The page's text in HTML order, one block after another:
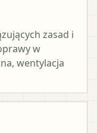
zasad i
w
wentylacja